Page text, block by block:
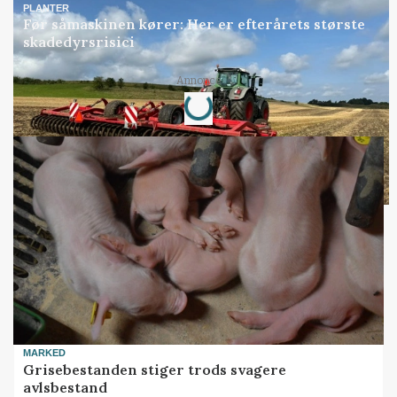
PLANTER
Før såmaskinen kører: Her er efterårets største
skadedyrsrisici
Annonce
Loading...
MARKED
Grisebestanden stiger trods svagere
avlsbestand